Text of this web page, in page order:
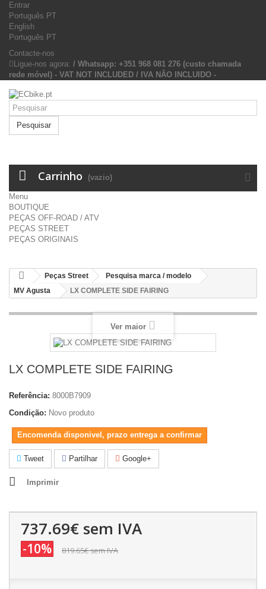
Entrar
Português PT
English
Português PT
Contacte-nos
Ligue-nos agora: / Whatsapp: +351 968 081 276 (custo chamada
rede móvel) - VAT NOT INCLUDED / IVA NÃO INCLUIDO -
Pesquisar
Carrinho (vazio)
Menu
BOUTIQUE
PEÇAS OFF-ROAD / ATV
PEÇAS STREET
PEÇAS ORIGINAIS
Peças Street
Pesquisa marca / modelo
MV Agusta
LX COMPLETE SIDE FAIRING
Ver maior
LX COMPLETE SIDE FAIRING
Referência: 8000B7909
Condição: Novo produto
Encomenda disponivel, prazo entrega a confirmar
Tweet Partilhar Google+
Imprimir
737.69€ sem IVA
-10% 819.65€sem IVA